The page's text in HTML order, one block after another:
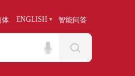
体 ENGLISH 智能问答